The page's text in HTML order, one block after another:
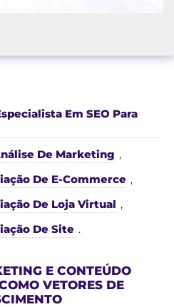
Em SEO Para
De Marketing ,
De E-Commerce ,
De Loja Virtual ,
De Site .
E CONTEÚDO
VETORES DE